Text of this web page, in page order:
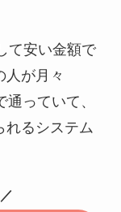
て安い金額で
人が月々
っていて、
れるシステム
／